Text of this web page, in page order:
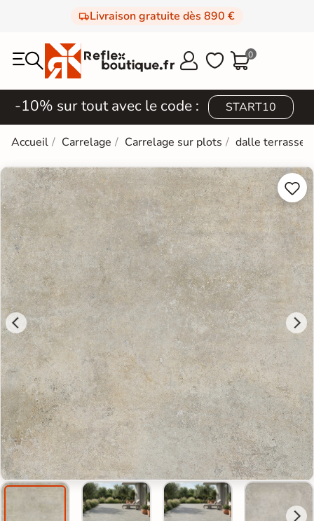
Livraison gratuite dès 890 €
  0
-10% sur tout avec le code : START10
Accueil Carrelage Carrelage sur plots dalle terrasse

